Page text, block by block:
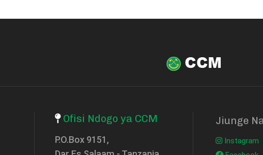
Ofisi Ndogo ya CCM
P.O.Box 9151,
Jiunge
Instagram